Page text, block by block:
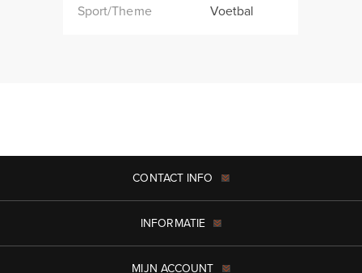
Sport/Theme Voetbal
CONTACT INFO
INFORMATIE
MIJN ACCOUNT